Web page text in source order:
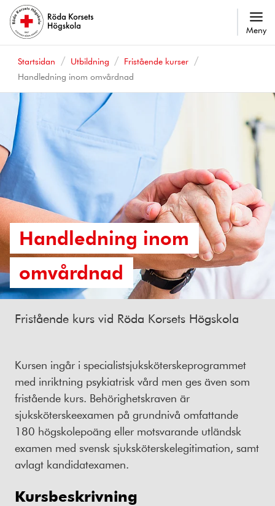
Meny
Startsidan Utbildning
Fristående kurser
Handledning inom omvårdnad
Handledning inom
omvårdnad
Fristående kurs vid Röda Korsets Högskola
Kursen ingår i specialistsjuksköterskeprogrammet
med inriktning psykiatrisk vård men ges även som
fristående kurs. Behörighetskraven är
sjuksköterskeexamen på grundnivå omfattande
180 högskolepoäng eller motsvarande utländsk
examen med svensk sjuksköterskelegitimation, samt
avlagt kandidatexamen.
Kursbeskrivning